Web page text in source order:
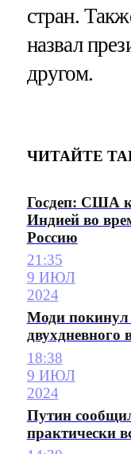
стран.
назвал
другом.
ЧИТАЙТЕ
Госдеп: США
Индией во
Россию
21:35
9 ИЮЛ
2024
Моди покинул
двухдневного
18:38
9 ИЮЛ
2024
Путин
практически